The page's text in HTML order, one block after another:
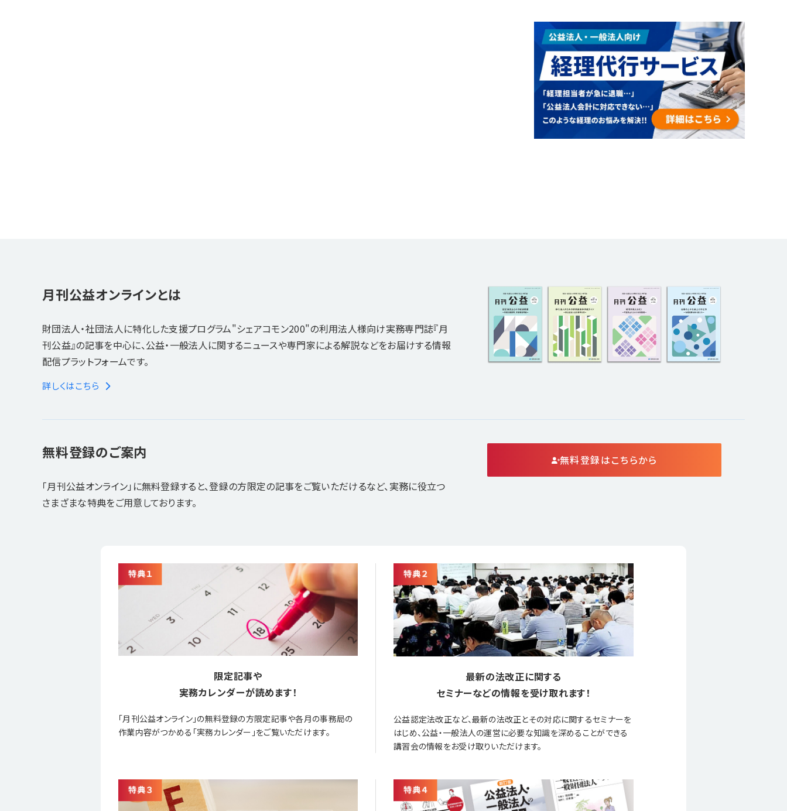
月刊公益オンラインとは
財団法人・社団法人に特化した支援プログラム"シェアコモン200"の利用法人様向け実務専門誌『月
刊公益』の記事を中心に、公益・一般法人に関するニュースや専門家による解説などをお届けする情報
配信プラットフォームです。
詳しくはこちら
無料登録のご案内
「月刊公益オンライン」に無料登録すると、登録の方限定の記事をご覧いただけるなど、実務に役立つ
さまざまな特典をご用意しております。
無料登録はこちらから
限定記事や
実務カレンダーが読めます！
「月刊公益オンライン」の無料登録の方限定記事や各月の事務局の
作業内容がつかめる「実務カレンダー」をご覧いただけます。
最新の法改正に関する
セミナーなどの情報を受け取れます！
公益認定法改正など、最新の法改正とその対応に関するセミナーを
はじめ、公益・一般法人の運営に必要な知識を深めることができる
講習会の情報をお受け取りいただけます。